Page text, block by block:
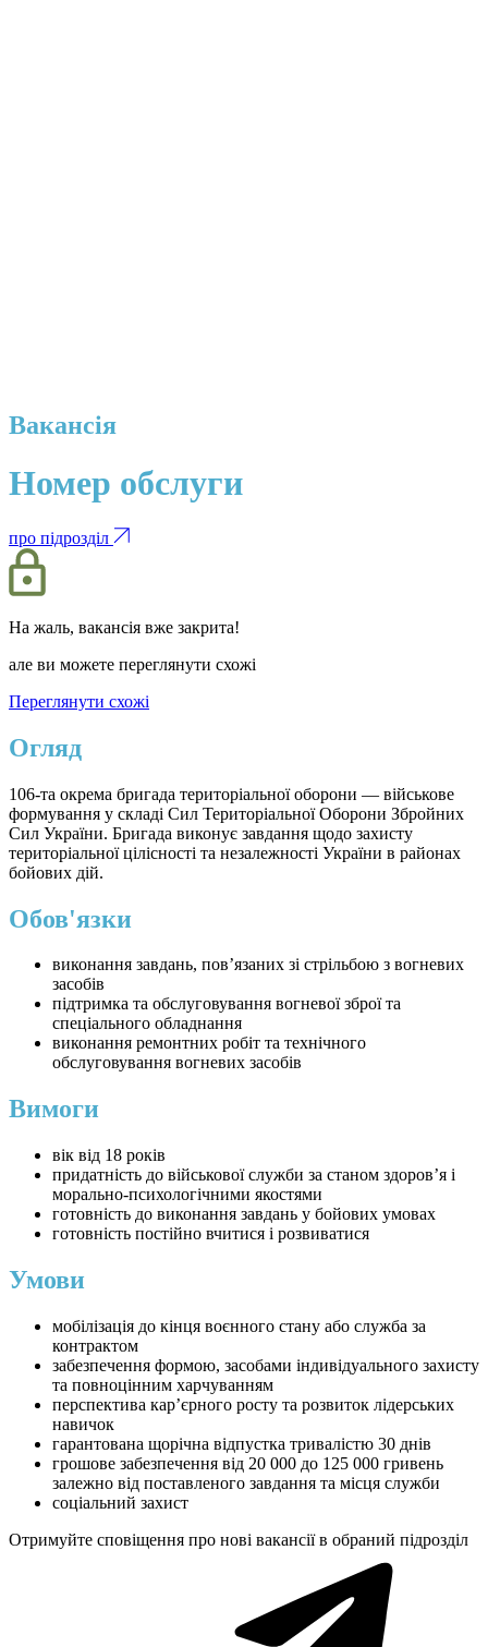
Вакансія
Номер обслуги
про підрозділ
На жаль, вакансія вже закрита!
але ви можете переглянути схожі
Переглянути схожі
Огляд
106-та окрема бригада територіальної оборони — військове
формування у складі Сил Територіальної Оборони Збройних
Сил України. Бригада виконує завдання щодо захисту
територіальної цілісності та незалежності України в районах
бойових дій.
Обов'язки
виконання завдань, пов’язаних зі стрільбою з вогневих
засобів
підтримка та обслуговування вогневої зброї та
спеціального обладнання
виконання ремонтних робіт та технічного
обслуговування вогневих засобів
Вимоги
вік від 18 років
придатність до військової служби за станом здоров’я і
морально-психологічними якостями
готовність до виконання завдань у бойових умовах
готовність постійно вчитися і розвиватися
Умови
мобілізація до кінця воєнного стану або служба за
контрактом
забезпечення формою, засобами індивідуального захисту
та повноцінним харчуванням
перспектива кар’єрного росту та розвиток лідерських
навичок
гарантована щорічна відпустка тривалістю 30 днів
грошове забезпечення від 20 000 до 125 000 гривень
залежно від поставленого завдання та місця служби
соціальний захист
Отримуйте сповіщення про нові вакансії в обраний підрозділ